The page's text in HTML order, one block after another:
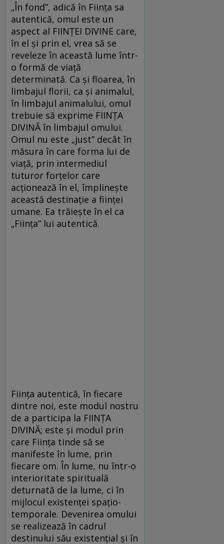
„În fond”, adică în Fiinţa sa
autentică, omul este un
aspect al FIINŢEI DIVINE care,
în el şi prin el, vrea să se
reveleze în această lume într-
o formă de viaţă
determinată. Ca şi floarea, în
limbajul florii, ca şi animalul,
în limbajul animalului, omul
trebuie să exprime FIINŢA
DIVINĂ în limbajul omului.
Omul nu este „just” decât în
măsura în care forma lui de
viaţă, prin intermediul
tuturor forţelor care
acţionează în el, împlineşte
această destinaţie a fiinţei
umane. Ea trăieşte în el ca
„Fiinţa” lui autentică.
Fiinţa autentică, în fiecare
dintre noi, este modul nostru
de a participa la FIINŢA
DIVINĂ; este şi modul prin
care Fiinţa tinde să se
manifeste în lume, prin
fiecare om. În lume, nu într-o
interioritate spirituală
deturnată de la lume, ci în
mijlocul existenţei spaţio-
temporale. Devenirea omului
se realizează în cadrul
destinului său existenţial şi în